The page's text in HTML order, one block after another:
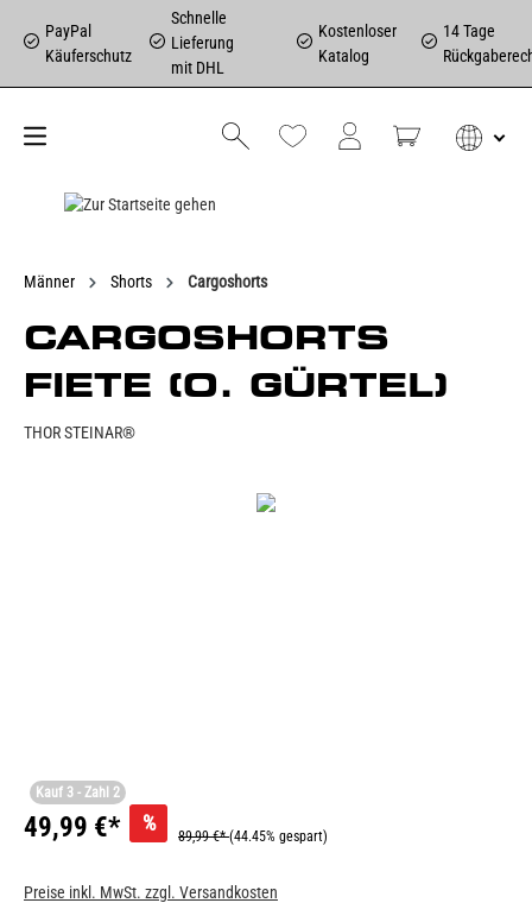
PayPal
Käuferschutz
Schnelle
Lieferung
mit DHL
Kostenloser
Katalog
14 Tage
Männer Shorts Cargoshorts
CARGOSHORTS
FIETE (O. GÜRTEL)
THOR STEINAR®
Kauf 3 - Zahl 2
49,99 €* %
89,99 €*(44.45% gespart)
Preise inkl. MwSt. zzgl. Versandkosten